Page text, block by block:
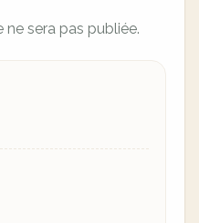
sera pas publiée.